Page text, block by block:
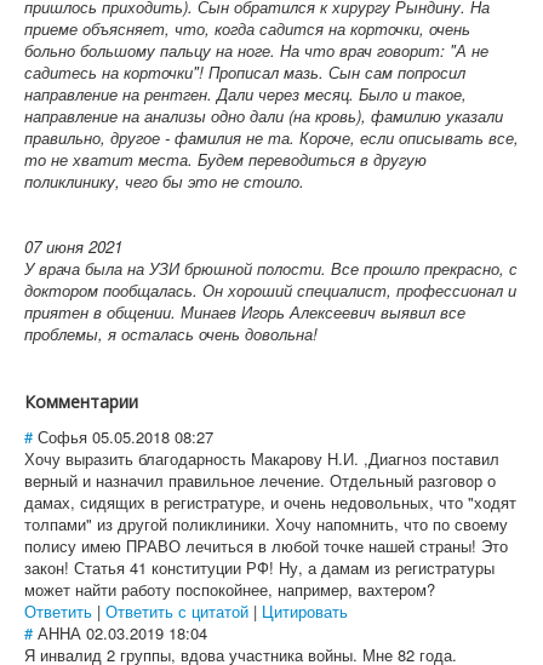
пришлось приходить). Сын обратился к хирургу Рындину. На
приеме объясняет, что, когда садится на корточки, очень
больно большому пальцу на ноге. На что врач говорит: "А не
садитесь на корточки"! Прописал мазь. Сын сам попросил
направление на рентген. Дали через месяц. Было и такое,
направление на анализы одно дали (на кровь), фамилию указали
правильно, другое - фамилия не та. Короче, если описывать все,
то не хватит места. Будем переводиться в другую
поликлинику, чего бы это не стоило.
07 июня 2021
У врача была на УЗИ брюшной полости. Все прошло прекрасно, с
доктором пообщалась. Он хороший специалист, профессионал и
приятен в общении. Минаев Игорь Алексеевич выявил все
проблемы, я осталась очень довольна!
Комментарии
# Софья 05.05.2018 08:27
Хочу выразить благодарность Макарову Н.И. ,Диагноз поставил
верный и назначил правильное лечение. Отдельный разговор о
дамах, сидящих в регистратуре, и очень недовольных, что "ходят
толпами" из другой поликлиники. Хочу напомнить, что по своему
полису имею ПРАВО лечиться в любой точке нашей страны! Это
закон! Статья 41 конституции РФ! Ну, а дамам из регистратуры
может найти работу поспокойнее, например, вахтером?
Ответить | Ответить с цитатой | Цитировать
# АННА 02.03.2019 18:04
Я инвалид 2 группы, вдова участника войны. Мне 82 года.